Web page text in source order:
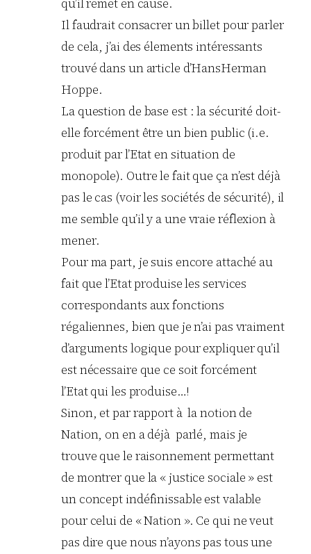
qu’il remet en cause.
Il faudrait consacrer un billet pour parler
de cela, j’ai des élements intéressants
trouvé dans un article d’HansHerman
Hoppe.
La question de base est : la sécurité doit-
elle forcément être un bien public (i.e.
produit par l’Etat en situation de
monopole). Outre le fait que ça n’est déjà
pas le cas (voir les sociétés de sécurité), il
me semble qu’il y a une vraie réflexion à
mener.
Pour ma part, je suis encore attaché au
fait que l’Etat produise les services
correspondants aux fonctions
régaliennes, bien que je n’ai pas vraiment
d’arguments logique pour expliquer qu’il
est nécessaire que ce soit forcément
l’Etat qui les produise…!
Sinon, et par rapport à la notion de
Nation, on en a déjà parlé, mais je
trouve que le raisonnement permettant
de montrer que la « justice sociale » est
un concept indéfinissable est valable
pour celui de « Nation ». Ce qui ne veut
pas dire que nous n’ayons pas tous une